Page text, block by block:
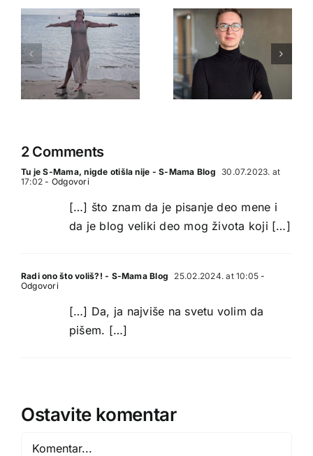
2 Comments
Tu je S-Mama, nigde otišla nije - S-Mama Blog
30.07.2023. at
17:02 - Odgovori
[…] što znam da je pisanje deo mene i
da je blog veliki deo mog života koji […]
Radi ono što voliš?! - S-Mama Blog 25.02.2024. at 10:05 -
Odgovori
[…] Da, ja najviše na svetu volim da
pišem. […]
Ostavite komentar
Comment